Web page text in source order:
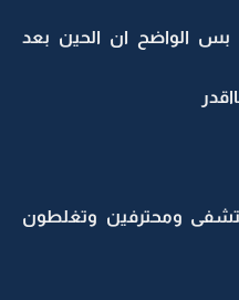
بس الواضح ان الحين بعد
ومحترفين وتغلطون